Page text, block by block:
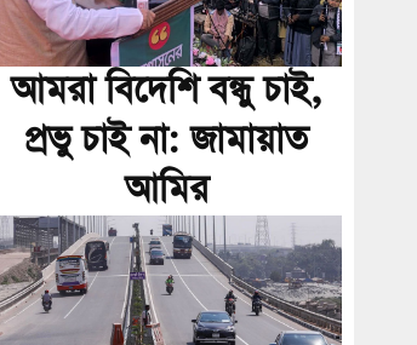
আমরা বিদেশি বন্ধু চাই,
প্রভু চাই না: জামায়াত
আমির